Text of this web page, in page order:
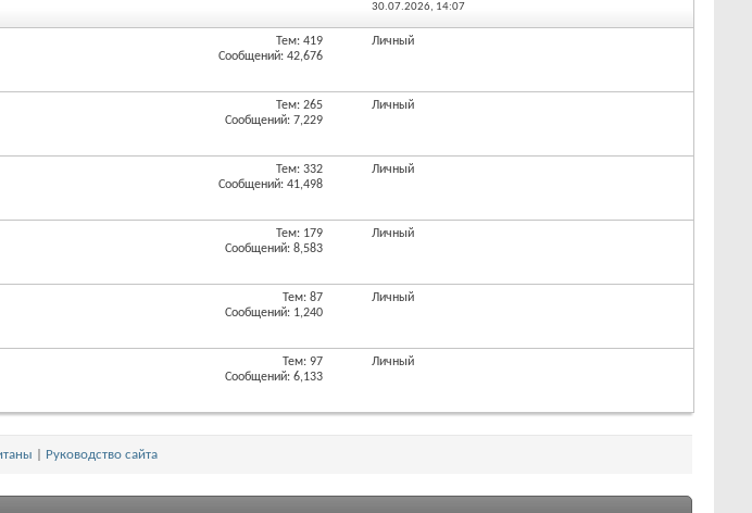
30.07.2026, 14:07
Тем: 419
Сообщений: 42,676
Личный
Тем: 265
Сообщений: 7,229
Личный
Тем: 332
Сообщений: 41,498
Личный
Тем: 179
Сообщений: 8,583
Личный
Тем: 87
Сообщений: 1,240
Личный
Тем: 97
Сообщений: 6,133
Личный
Руководство сайта